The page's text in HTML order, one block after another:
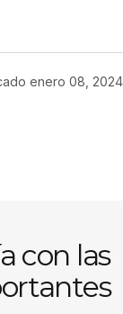
enero 08, 2024
con las